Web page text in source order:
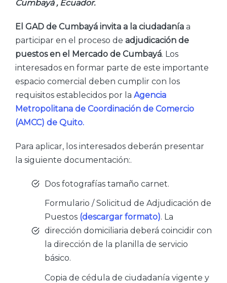
Cumbayá , Ecuador.
El GAD de Cumbayá invita a la ciudadanía a
participar en el proceso de adjudicación de
puestos en el Mercado de Cumbayá. Los
interesados en formar parte de este importante
espacio comercial deben cumplir con los
requisitos establecidos por la Agencia
Metropolitana de Coordinación de Comercio
(AMCC) de Quito.
Para aplicar, los interesados deberán presentar
la siguiente documentación:.
Dos fotografías tamaño carnet.
Formulario / Solicitud de Adjudicación de
Puestos (descargar formato). La
dirección domiciliaria deberá coincidir con
la dirección de la planilla de servicio
básico.
Copia de cédula de ciudadanía vigente y